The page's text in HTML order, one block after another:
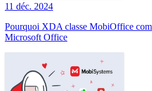
11 déc. 2024
Pourquoi XDA classe MobiOffice
Microsoft Office